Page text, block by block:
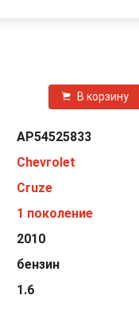
В корзину
AP54525833
Chevrolet
Cruze
1 поколение
2010
бензин
1.6